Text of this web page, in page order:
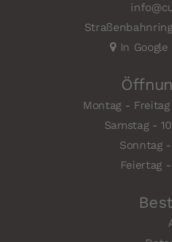
In
Montag -
Samstag -
Sonntag
Feiertag